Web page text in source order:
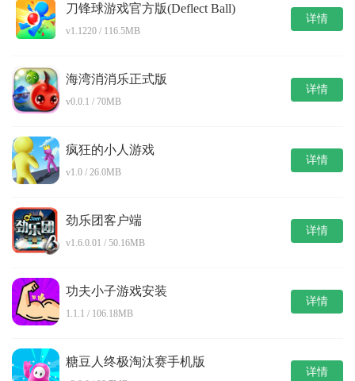
刀锋球游戏官方版(Deflect Ball)
v1.1220 / 116.5MB
详情
海湾消消乐正式版
v0.0.1 / 70MB
详情
疯狂的小人游戏
v1.0 / 26.0MB
详情
劲乐团客户端
v1.6.0.01 / 50.16MB
详情
功夫小子游戏安装
1.1.1 / 106.18MB
详情
糖豆人终极淘汰赛手机版
详情